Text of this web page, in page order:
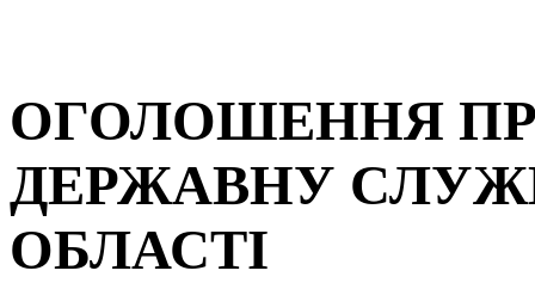
ОГОЛОШЕННЯ
ДЕРЖАВНУ
ОБЛАСТІ